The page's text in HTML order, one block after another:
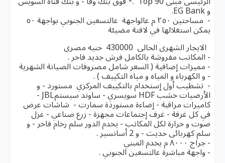
و EG Bank.
- ⁠ مساحتين ٢٥٠ م عالواجهة عالتسعين الجنوبي بواجهة ٥٠
يمكن استغلالها في لافتة مضيئة
الايجار الشهرى الحالى 430000 حنيه مصرى
- ⁠المكاتب مفروشة بالكامل فرش جديد فاخر .
- ⁠مميزات إضافية ( السعر شامل مصروفات الصيانة الشهرية
- و الكهرباء و المياه و مياه التكييف ) .
- تشطيب أول إستخدام بالتكييف المركزي مستورد - و
الأرضيات خشب HDF سويسري - ساوند سيستمJBL -
كاميرات مراقبة - إضاءة مستوردة سمارت - شاشات عرض
في كل غرفة - غرف إجتماعات مجهزة - زرع صناعي - عزل
صوت و حرارة لكل المكاتب - يخدم الدور سلم رخام فاخر - و
سلم كهربائى حديث - و 2 أسانسير .
- جراج ٨٠٠٠ م يخدم المبني
- ⁠واجهة مباشرة عالتسعين الجنوبي .